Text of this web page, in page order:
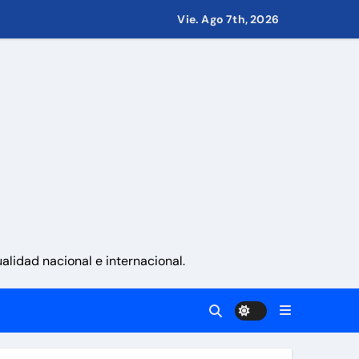
6 de agosto 2026
Vie. Ago 7th, 2026
nacional e internacional.